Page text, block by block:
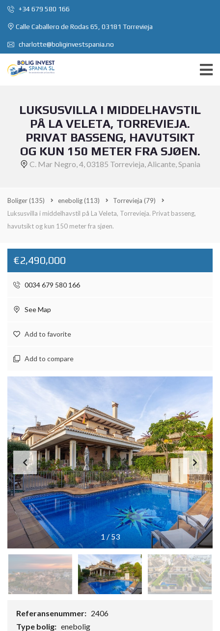
+34 679 580 166
Calle Caballero de Rodas 65, 03181 Torrevieja
charlotte@boliginvestspania.no
LUKSUSVILLA I MIDDELHAVSTIL
PÅ LA VELETA, TORREVIEJA.
PRIVAT BASSENG, HAVUTSIKT
OG KUN 150 METER FRA SJØEN.
C. Mar Negro, 4, 03185 Torrevieja, Alicante, Spania
Boliger(135) enebolig(113) Torrevieja (79)
Luksusvilla i middelhavstil på La Veleta, Torrevieja. Privat basseng,
havutsikt og kun 150 meter fra sjøen.
€2,490,000
0034 679 580 166
See Map
Add to favorite
Add to compare
1 /53
Referansenummer: 2406
Type bolig: enebolig